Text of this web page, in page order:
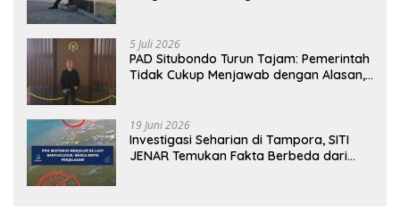
5 Juli 2026
PAD Situbondo Turun Tajam: Pemerintah
Tidak Cukup Menjawab dengan Alasan,
19 Juni 2026
Investigasi Seharian di Tampora, SITI
JENAR Temukan Fakta Berbeda dari